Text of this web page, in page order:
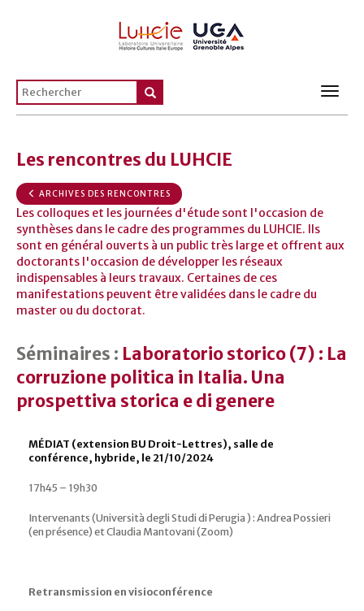
Les rencontres du LUHCIE
ARCHIVES DES RENCONTRES
Les colloques et les journées d'étude sont l'occasion de
synthèses dans le cadre des programmes du LUHCIE. Ils
sont en général ouverts à un public très large et offrent aux
doctorants l'occasion de développer les réseaux
indispensables à leurs travaux. Certaines de ces
manifestations peuvent être validées dans le cadre du
master ou du doctorat.
Séminaires : Laboratorio storico (7) : La
corruzione politica in Italia. Una
prospettiva storica e di genere
MÉDIAT (extension BU Droit-Lettres), salle de
conférence, hybride, le 21/10/2024
17h45 – 19h30
Intervenants (Università degli Studi di Perugia ) : Andrea Possieri
(en présence) et Claudia Mantovani (Zoom)
Retransmission en visioconférence